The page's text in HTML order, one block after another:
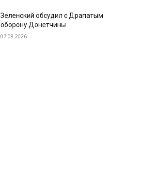
Зеленский обсудил с Драпатым
оборону Донетчины
07.08.2026